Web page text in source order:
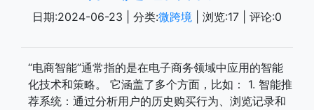
日期:2024-06-23 | 分类:微跨境 | 浏览:17 | 评论:0
“电商智能”通常指的是在电子商务领域中应用的智能
化技术和策略。 它涵盖了多个方面，比如： 1. 智能推
荐系统：通过分析用户的历史购买行为、浏览记录和